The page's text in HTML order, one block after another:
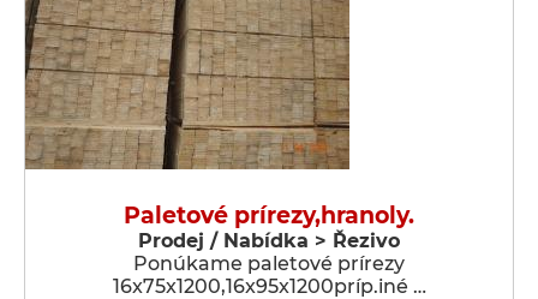
Paletové prírezy,hranoly.
Prodej / Nabídka > Řezivo
Ponúkame paletové prírezy
16x75x1200,16x95x1200príp.iné …